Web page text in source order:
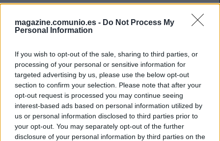
magazine.comunio.es - Do Not Process My
Personal Information
If you wish to opt-out of the sale, sharing to third parties, or
processing of your personal or sensitive information for
targeted advertising by us, please use the below opt-out
section to confirm your selection. Please note that after your
opt-out request is processed you may continue seeing
interest-based ads based on personal information utilized by
us or personal information disclosed to third parties prior to
your opt-out. You may separately opt-out of the further
disclosure of your personal information by third parties on the
: Becker, Zakharyan, Oskarsson,
Aguerd.
Posibles cambios en el once : se esperan algunos
cambios tras la derrota contra el Atlético. Suplentes en ese
partido como Traoré, Aihen Muñoz, Zubeldia, Brais o Sergio
Gómez serán titulares.
Comunio: novedades en el sistema de puntuación
para 24/25